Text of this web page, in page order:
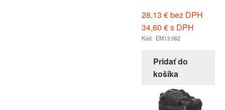
28,13 €bez DPH
34,60 €s DPH
Kód: EM13.062
Pridať do
košíka